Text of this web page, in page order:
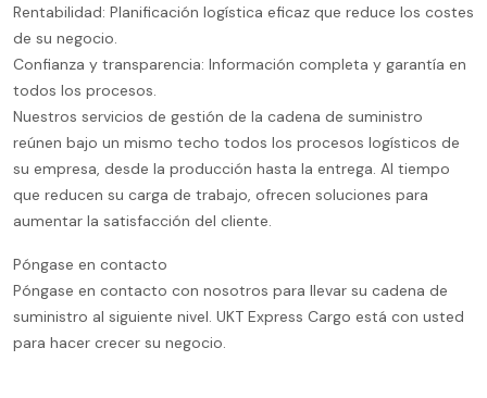
Rentabilidad: Planificación logística eficaz que reduce los costes
de su negocio.
Confianza y transparencia: Información completa y garantía en
todos los procesos.
Nuestros servicios de gestión de la cadena de suministro
reúnen bajo un mismo techo todos los procesos logísticos de
su empresa, desde la producción hasta la entrega. Al tiempo
que reducen su carga de trabajo, ofrecen soluciones para
aumentar la satisfacción del cliente.
Póngase en contacto
Póngase en contacto con nosotros para llevar su cadena de
suministro al siguiente nivel. UKT Express Cargo está con usted
para hacer crecer su negocio.